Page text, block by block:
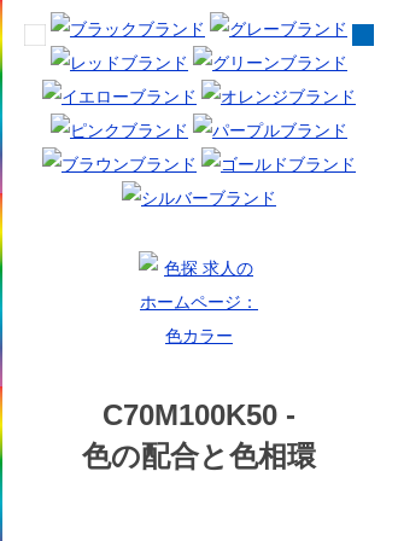
C70M100K50 -
色の配合と色相環